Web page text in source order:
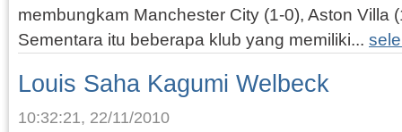
membungkam Manchester City (1-0), Aston Villa
Sementara itu beberapa klub yang memiliki...
Louis Saha Kagumi Welbeck
10:32:21, 22/11/2010